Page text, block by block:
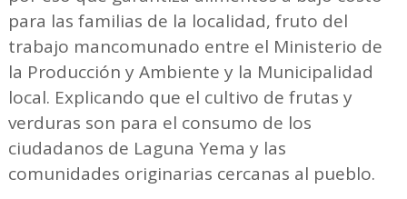
para las familias de la localidad, fruto del
trabajo mancomunado entre el Ministerio de
la Producción y Ambiente y la Municipalidad
local. Explicando que el cultivo de frutas y
verduras son para el consumo de los
ciudadanos de Laguna Yema y las
comunidades originarias cercanas al pueblo.